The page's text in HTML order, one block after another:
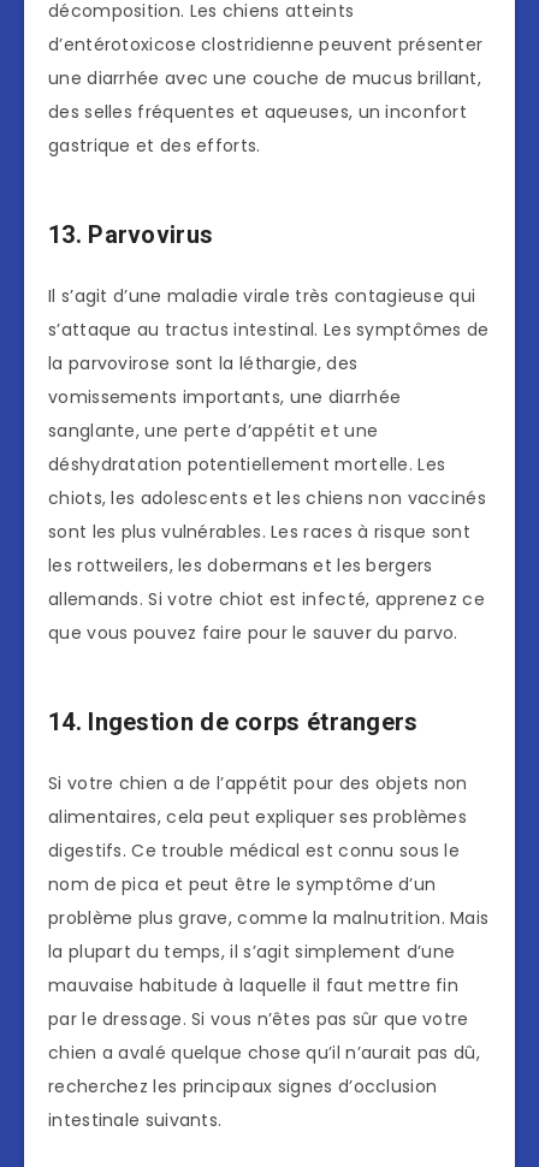
décomposition. Les chiens atteints
d’entérotoxicose clostridienne peuvent présenter
une diarrhée avec une couche de mucus brillant,
des selles fréquentes et aqueuses, un inconfort
gastrique et des efforts.
13. Parvovirus
Il s’agit d’une maladie virale très contagieuse qui
s’attaque au tractus intestinal. Les symptômes de
la parvovirose sont la léthargie, des
vomissements importants, une diarrhée
sanglante, une perte d’appétit et une
déshydratation potentiellement mortelle. Les
chiots, les adolescents et les chiens non vaccinés
sont les plus vulnérables. Les races à risque sont
les rottweilers, les dobermans et les bergers
allemands. Si votre chiot est infecté, apprenez ce
que vous pouvez faire pour le sauver du parvo.
14. Ingestion de corps étrangers
Si votre chien a de l’appétit pour des objets non
alimentaires, cela peut expliquer ses problèmes
digestifs. Ce trouble médical est connu sous le
nom de pica et peut être le symptôme d’un
problème plus grave, comme la malnutrition. Mais
la plupart du temps, il s’agit simplement d’une
mauvaise habitude à laquelle il faut mettre fin
par le dressage. Si vous n’êtes pas sûr que votre
chien a avalé quelque chose qu’il n’aurait pas dû,
recherchez les principaux signes d’occlusion
intestinale suivants.